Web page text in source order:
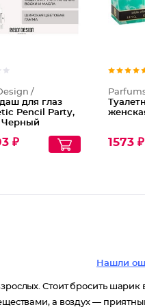
/
для глаз
Pencil Party,
Черный
₽ 1573 ₽
Нашли
Стоит бросить шарик
а воздух —